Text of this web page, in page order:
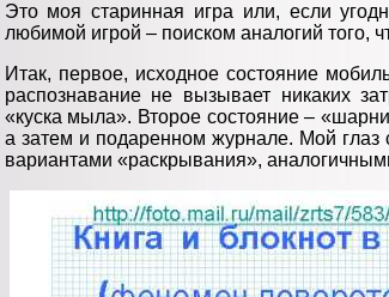
Это моя старинная игра или, если
любимой игрой – поиском аналогий того,
Итак, первое, исходное состояние
распознавание не вызывает никаких
«куска мыла». Второе состояние –
а затем и подаренном журнале. Мой глаз
вариантами «раскрывания»,